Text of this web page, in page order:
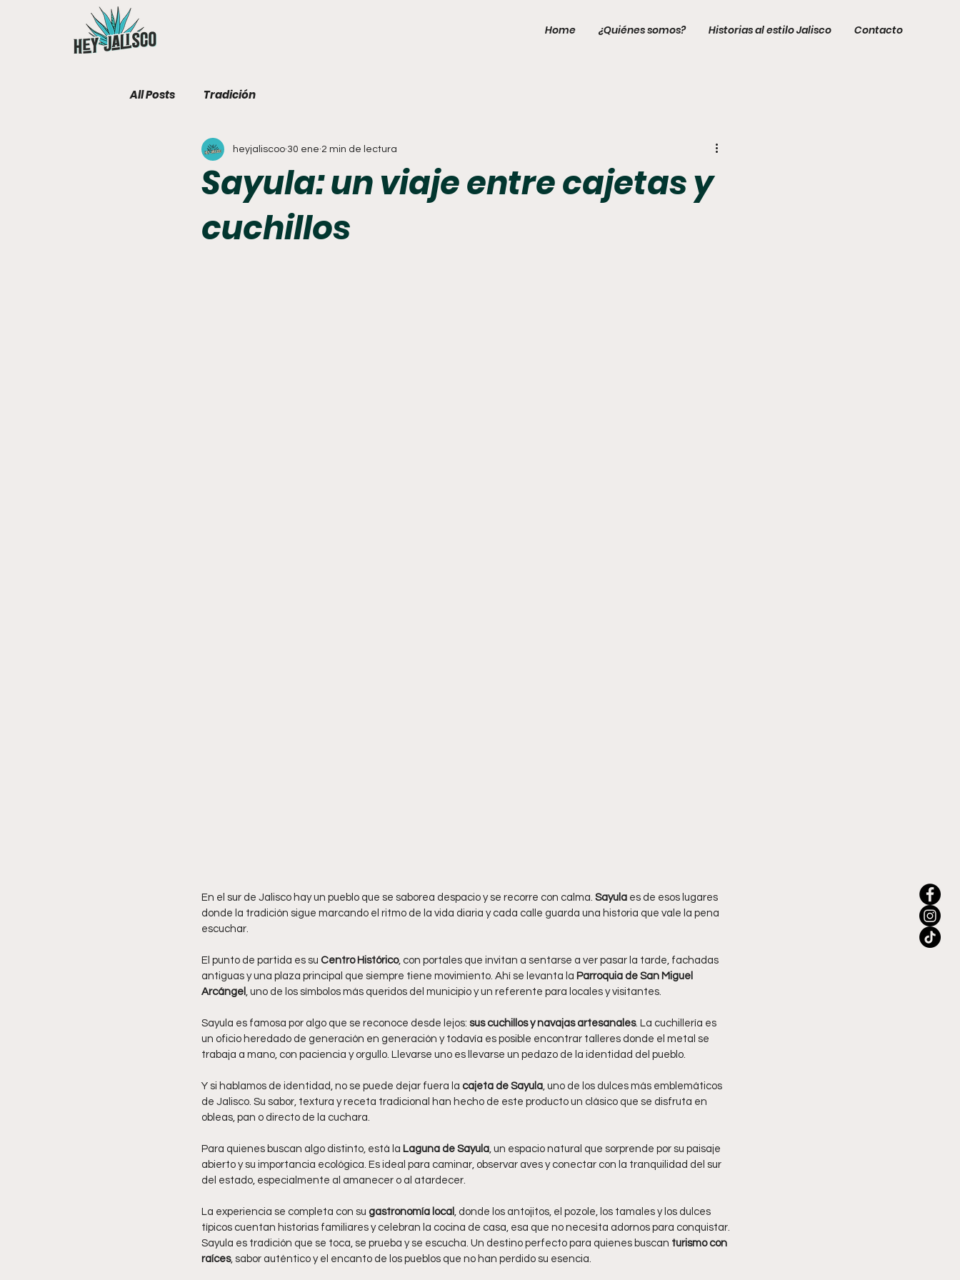
Home ¿Quiénes somos? Historias al estilo Jalisco Contacto
All Posts Tradición
Sayula: un viaje entre cajetas y
cuchillos
heyjaliscoo 30 ene 2 min de lectura
En el sur de Jalisco hay un pueblo que se saborea despacio y se recorre con calma. Sayula es de esos lugares
donde la tradición sigue marcando el ritmo de la vida diaria y cada calle guarda una historia que vale la pena
escuchar.
El punto de partida es su Centro Histórico, con portales que invitan a sentarse a ver pasar la tarde, fachadas
antiguas y una plaza principal que siempre tiene movimiento. Ahí se levanta la Parroquia de San Miguel
Arcángel , uno de los símbolos más queridos del municipio y un referente para locales y visitantes.
Sayula es famosa por algo que se reconoce desde lejos: sus cuchillos y navajas artesanales. La cuchillería es
un oficio heredado de generación en generación y todavía es posible encontrar talleres donde el metal se
trabaja a mano, con paciencia y orgullo. Llevarse uno es llevarse un pedazo de la identidad del pueblo.
Y si hablamos de identidad, no se puede dejar fuera la cajeta de Sayula , uno de los dulces más emblemáticos
de Jalisco. Su sabor, textura y receta tradicional han hecho de este producto un clásico que se disfruta en
obleas, pan o directo de la cuchara.
Para quienes buscan algo distinto, está la Laguna de Sayula , un espacio natural que sorprende por su paisaje
abierto y su importancia ecológica. Es ideal para caminar, observar aves y conectar con la tranquilidad del sur
del estado, especialmente al amanecer o al atardecer.
La experiencia se completa con su gastronomía local
, donde los antojitos, el pozole, los tamales y los dulces
típicos cuentan historias familiares y celebran la cocina de casa, esa que no necesita adornos para conquistar.
Sayula es tradición que se toca, se prueba y se escucha. Un destino perfecto para quienes buscan turismo con
raíces, sabor auténtico y el encanto de los pueblos que no han perdido su esencia.